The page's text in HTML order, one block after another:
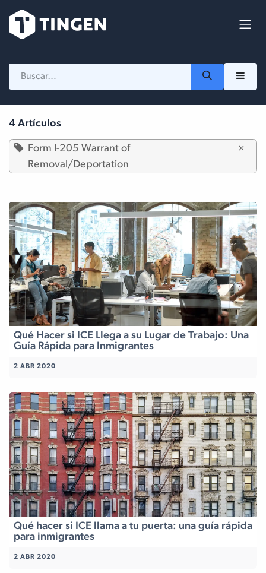
4 Artículos
Form I-205 Warrant of
Removal/Deportation
×
Qué Hacer si ICE Llega a su Lugar de Trabajo: Una
Guía Rápida para Inmigrantes
2 ABR 2020
Qué hacer si ICE llama a tu puerta: una guía rápida
para inmigrantes
2 ABR 2020